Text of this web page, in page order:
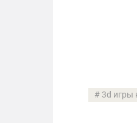
3d игры